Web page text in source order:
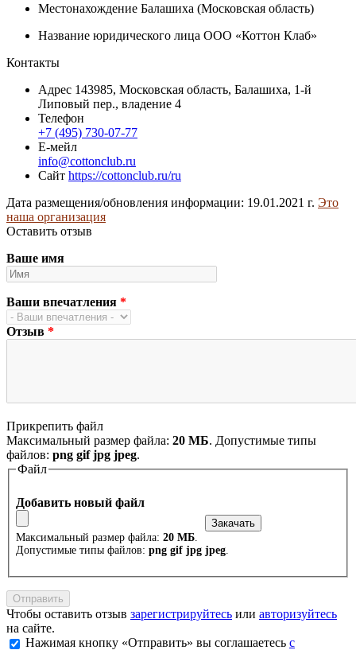
Местонахождение Балашиха (Московская область)
Название юридического лица ООО «Коттон Клаб»
Контакты
Адрес 143985, Московская область, Балашиха, 1-й
Липовый пер., владение 4
Телефон
+7 (495) 730-07-77
Е-мейл
info@cottonclub.ru
Сайт https://cottonclub.ru/ru
Дата размещения/обновления информации: 19.01.2021 г. Это
наша организация
Оставить отзыв
Ваше имя
Ваши впечатления *
Отзыв *
Прикрепить файл
Максимальный размер файла: 20 МБ. Допустимые типы
файлов: png gif jpg jpeg.
Файл
Добавить новый файл
Максимальный размер файла: 20 МБ
Допустимые типы файлов: png gif jpg jpeg
Чтобы оставить отзыв зарегистрируйтесь или авторизуйтесь
на сайте.
Нажимая кнопку «Отправить» вы соглашаетесь с